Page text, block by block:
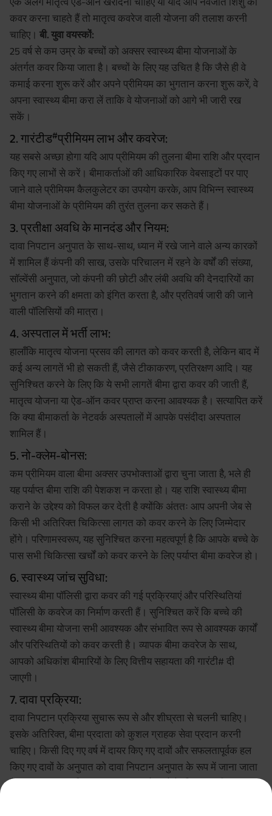
कवर करना चाहते हैं तो मातृत्व कवरेज वाली योजना की तलाश करनी
चाहिए। बी. युवा वयस्कों:
25 वर्ष से कम उम्र के बच्चों को अक्सर स्वास्थ्य बीमा योजनाओं के
अंतर्गत कवर किया जाता है। बच्चों के लिए यह उचित है कि जैसे ही वे
कमाई करना शुरू करें और अपने प्रीमियम का भुगतान करना शुरू करें, वे
अपना स्वास्थ्य बीमा करा लें ताकि वे योजनाओं को आगे भी जारी रख
सकें।
2. गारंटीड#प्रीमियम लाभ और कवरेज:
यह सबसे अच्छा होगा यदि आप प्रीमियम की तुलना बीमा राशि और प्रदान
किए गए लाभों से करें। बीमाकर्ताओं की आधिकारिक वेबसाइटों पर पाए
जाने वाले प्रीमियम कैलकुलेटर का उपयोग करके, आप विभिन्न स्वास्थ्य
बीमा योजनाओं के प्रीमियम की तुरंत तुलना कर सकते हैं।
3. प्रतीक्षा अवधि के मानदंड और नियम:
दावा निपटान अनुपात के साथ-साथ, ध्यान में रखे जाने वाले अन्य कारकों
में शामिल हैं कंपनी की साख, उसके परिचालन में रहने के वर्षों की संख्या,
सॉल्वेंसी अनुपात, जो कंपनी की छोटी और लंबी अवधि की देनदारियों का
भुगतान करने की क्षमता को इंगित करता है, और प्रतिवर्ष जारी की जाने
वाली पॉलिसियों की मात्रा।
4. अस्पताल में भर्ती लाभ:
हालाँकि मातृत्व योजना प्रसव की लागत को कवर करती है, लेकिन बाद में
कई अन्य लागतें भी हो सकती हैं, जैसे टीकाकरण, प्रतिरक्षण आदि। यह
सुनिश्चित करने के लिए कि ये सभी लागतें बीमा द्वारा कवर की जाती हैं,
मातृत्व योजना या ऐड-ऑन कवर प्राप्त करना आवश्यक है। सत्यापित करें
कि क्या बीमाकर्ता के नेटवर्क अस्पतालों में आपके पसंदीदा अस्पताल
शामिल हैं।
5. नो-क्लेम-बोनस:
कम प्रीमियम वाला बीमा अक्सर उपभोक्ताओं द्वारा चुना जाता है, भले ही
यह पर्याप्त बीमा राशि की पेशकश न करता हो। यह राशि स्वास्थ्य बीमा
कराने के उद्देश्य को विफल कर देती है क्योंकि अंततः आप अपनी जेब से
किसी भी अतिरिक्त चिकित्सा लागत को कवर करने के लिए जिम्मेदार
होंगे। परिणामस्वरूप, यह सुनिश्चित करना महत्वपूर्ण है कि आपके बच्चे के
पास सभी चिकित्सा खर्चों को कवर करने के लिए पर्याप्त बीमा कवरेज हो।
6. स्वास्थ्य जांच सुविधा:
स्वास्थ्य बीमा पॉलिसी द्वारा कवर की गई प्रक्रियाएं और परिस्थितियां
पॉलिसी के कवरेज का निर्माण करती हैं। सुनिश्चित करें कि बच्चे की
स्वास्थ्य बीमा योजना सभी आवश्यक और संभावित रूप से आवश्यक कार्यों
और परिस्थितियों को कवर करती है। व्यापक बीमा कवरेज के साथ,
आपको अधिकांश बीमारियों के लिए वित्तीय सहायता की गारंटी# दी
जाएगी।
7. दावा प्रक्रिया:
दावा निपटान प्रक्रिया सुचारू रूप से और शीघ्रता से चलनी चाहिए।
इसके अतिरिक्त, बीमा प्रदाता को कुशल ग्राहक सेवा प्रदान करनी
चाहिए। किसी दिए गए वर्ष में दायर किए गए दावों और सफलतापूर्वक हल
किए गए दावों के अनुपात को दावा निपटान अनुपात के रूप में जाना जाता